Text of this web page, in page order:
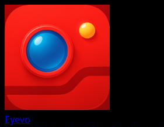
Eyevo